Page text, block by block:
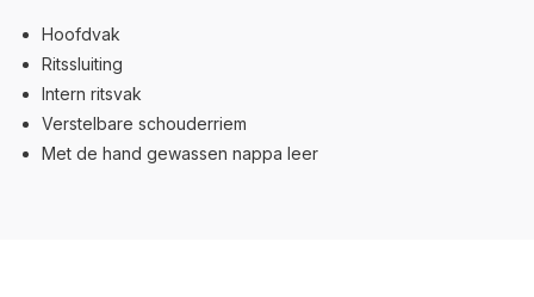
Hoofdvak
Ritssluiting
Intern ritsvak
Verstelbare schouderriem
Met de hand gewassen nappa leer